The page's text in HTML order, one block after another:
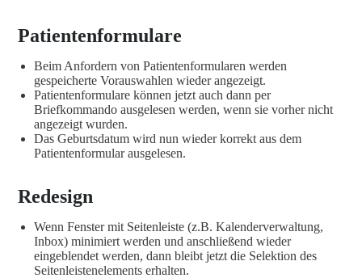
Patientenformulare
Beim Anfordern von Patientenformularen werden
gespeicherte Vorauswahlen wieder angezeigt.
Patientenformulare können jetzt auch dann per
Briefkommando ausgelesen werden, wenn sie vorher nicht
angezeigt wurden.
Das Geburtsdatum wird nun wieder korrekt aus dem
Patientenformular ausgelesen.
Redesign
Wenn Fenster mit Seitenleiste (z.B. Kalenderverwaltung,
Inbox) minimiert werden und anschließend wieder
eingeblendet werden, dann bleibt jetzt die Selektion des
Seitenleistenelements erhalten.